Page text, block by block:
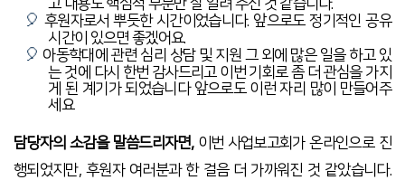
고 내용도핵심적 부분만잘 알려 주신 것 같습니다.
🎈 후원자로서 뿌듯한 시간이었습니다. 앞으로도 정기적인 공유
시간이 있으면 좋겠어요.
🎈 아동학대에 관련 심리 상담 및 지원 그 외에 많은 일을 하고 있
는 것에 다시 한번 감사드리고 이번 기회로좀 더 관심을 가지
게 된 계기가 되었습니다 앞으로도 이런 자리 많이 만들어주
세요
담당자의 소감을 말씀드리자면, 이번 사업보고회가 온라인으로 진
행되었지만, 후원자 여러분과 한 걸음 더 가까워진 것 같았습니다.